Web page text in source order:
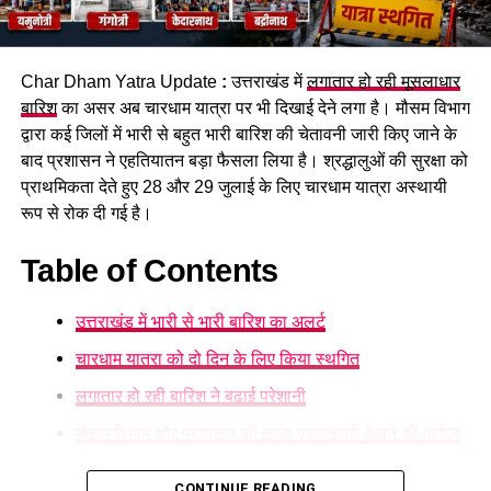
पुलिस ने शवों को कब्जे में लेकर पोस्टमार्टम की कार्रवाई शुरू कर दी है।
प्रशासन की ओर से श्रद्धालुओं से अपील की जा रही है कि वे निर्धारित और
सुरक्षित घाटों पर ही स्नान करें और चेतावनी वाले स्थानों पर जाने से बचें।
Char Dham Yatra Update : उत्तराखंड मेंलगातार हो रही मूसलाधार
बारिशका असर अब चारधाम यात्रा पर भी दिखाई देने लगा है। मौसम विभाग
द्वारा कई जिलों में भारी से बहुत भारी बारिश की चेतावनी जारी किए जाने के
बाद प्रशासन ने एहतियातन बड़ा फैसला लिया है। श्रद्धालुओं की सुरक्षा को
प्राथमिकता देते हुए 28 और 29 जुलाई के लिए चारधाम यात्रा अस्थायी
रूप से रोक दी गई है।
Table of Contents
उत्तराखंड में भारी से भारी बारिश का अलर्ट
चारधाम यात्रा को दो दिन के लिए किया स्थगित
लगातार हो रही बारिश ने बढ़ाई परेशानी